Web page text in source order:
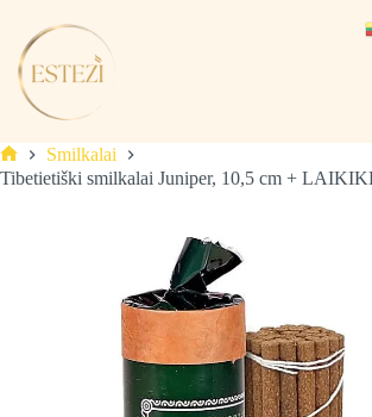
content
Pagrindinis
Smilkalai
Tibetietiški smilkalai Juniper, 10,5 cm +